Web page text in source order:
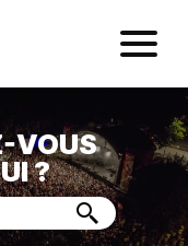
Mairie de
VOUS
?